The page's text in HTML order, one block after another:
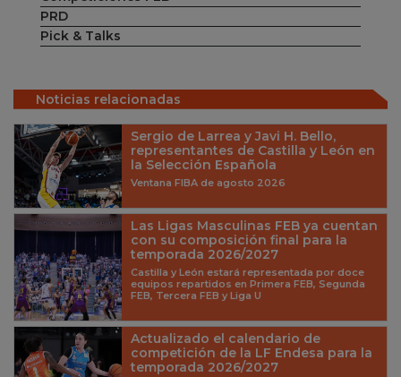
PRD
Pick & Talks
Noticias relacionadas
Sergio de Larrea y Javi H. Bello,
representantes de Castilla y León en
la Selección Española
Ventana FIBA de agosto 2026
Las Ligas Masculinas FEB ya cuentan
con su composición final para la
temporada 2026/2027
Castilla y León estará representada por doce
equipos repartidos en Primera FEB, Segunda
FEB, Tercera FEB y Liga U
Actualizado el calendario de
competición de la LF Endesa para la
temporada 2026/2027